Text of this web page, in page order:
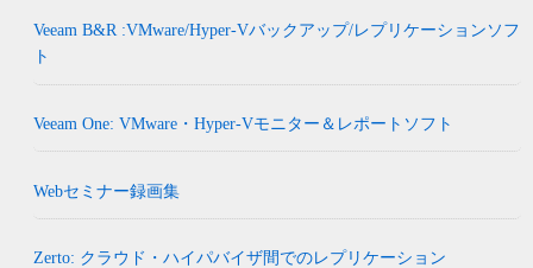
Veeam B&R :VMware/Hyper-Vバックアップ/レプリケーションソフ
ト
Veeam One: VMware・Hyper-Vモニター＆レポートソフト
Webセミナー録画集
Zerto: クラウド・ハイパバイザ間でのレプリケーション